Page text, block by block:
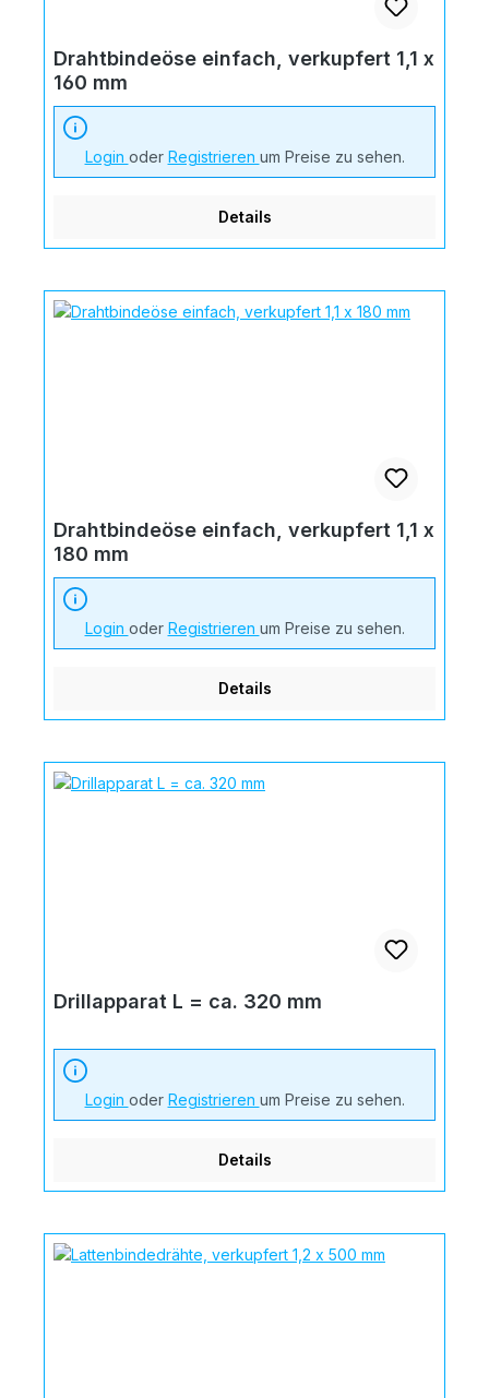
Drahtbindeöse einfach, verkupfert 1,1 x
160 mm
Login oder Registrieren um Preise zu sehen.
Details
Drahtbindeöse einfach, verkupfert 1,1 x
180 mm
Login oder Registrieren um Preise zu sehen.
Details
Drillapparat L = ca. 320 mm
Login oder Registrieren um Preise zu sehen.
Details